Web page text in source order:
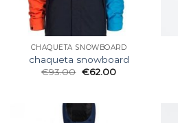
CHAQUETA SNOWBOARD
chaqueta snowboard
€93.00 €62.00